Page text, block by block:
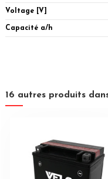
Voltage [V]
Capacité a/h
16 autres produits